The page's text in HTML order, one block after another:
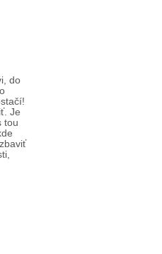
do
Je
tou